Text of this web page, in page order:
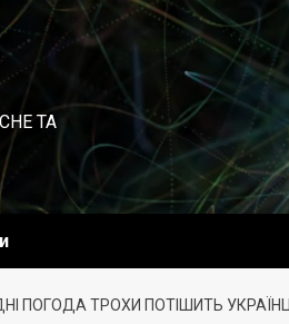
ТА
ПОГОДА ТРОХИ ПОТІШИТЬ